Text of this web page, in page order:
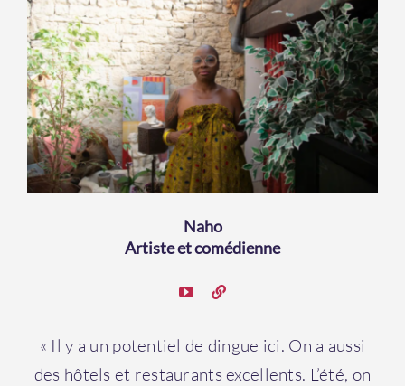
Naho
Artiste et comédienne
« Il y a un potentiel de dingue ici. On a aussi
des hôtels et restaurants excellents. L’été, on